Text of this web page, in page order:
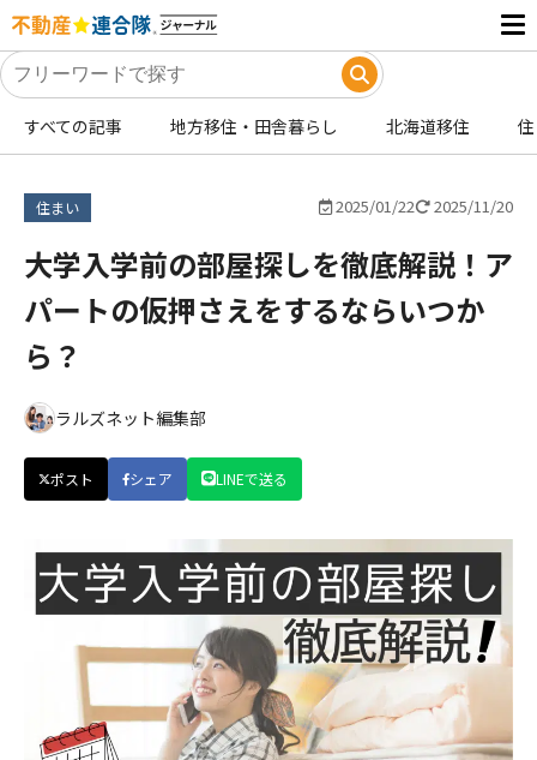
すべての記事 地方移住・田舎暮らし 北海道移住
住まい 2025/01/22 2025/11/20
大学入学前の部屋探しを徹底解説！ア
パートの仮押さえをするならいつか
ら？
ラルズネット編集部
ポスト シェア LINEで送る